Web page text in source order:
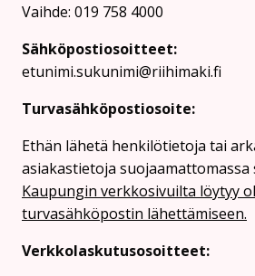
Vaihde: 019 758 4000
Sähköpostiosoitteet:
etunimi.sukunimi@riihimaki.fi
Turvasähköpostiosoite:
Ethän lähetä henkilötietoja tai
asiakastietoja suojaamattomassa
Kaupungin verkkosivuilta löytyy
turvasähköpostin lähettämiseen.
Verkkolaskutusosoitteet: